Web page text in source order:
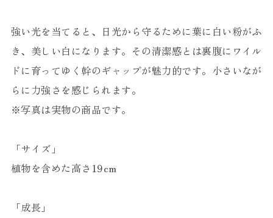
強い光を当てると、日光から守るために葉に白い粉がふ
き、美しい白になります。その清潔感とは裏腹にワイル
ドに育ってゆく幹のギャップが魅力的です。小さいなが
らに力強さを感じられます。
※写真は実物の商品です。
「サイズ」
植物を含めた高さ19cm
「成長」